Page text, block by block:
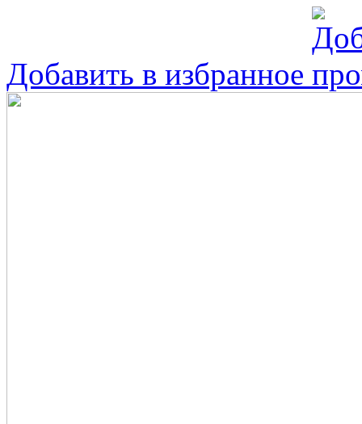
Добавить в избранное